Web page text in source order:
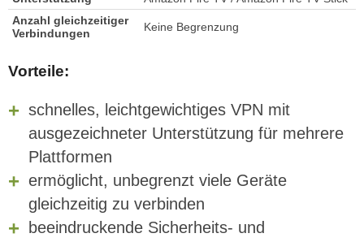
Anzahl gleichzeitiger
Verbindungen
Keine Begrenzung
Vorteile:
schnelles, leichtgewichtiges VPN mit
ausgezeichneter Unterstützung für mehrere
Plattformen
ermöglicht, unbegrenzt viele Geräte
gleichzeitig zu verbinden
beeindruckende Sicherheits- und